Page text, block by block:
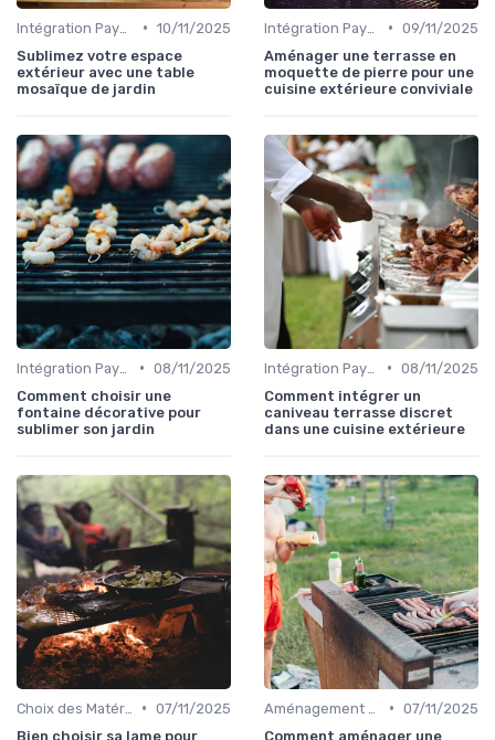
• 10/11/2025
Sublimez votre espace
extérieur avec une table
mosaïque de jardin
• 09/11/2025
Aménager une terrasse en
moquette de pierre pour une
cuisine extérieure conviviale
• 08/11/2025
Comment choisir une
fontaine décorative pour
sublimer son jardin
• 08/11/2025
Comment intégrer un
caniveau terrasse discret
dans une cuisine extérieure
• 07/11/2025
Bien choisir sa lame pour
• 07/11/2025
Comment aménager une